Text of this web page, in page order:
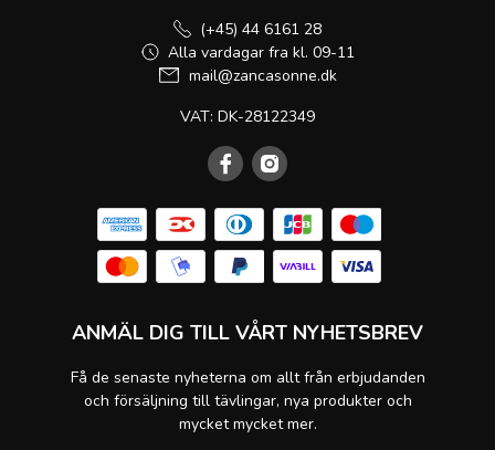
(+45) 44 6161 28
Alla vardagar fra kl. 09-11
mail@zancasonne.dk
VAT: DK-28122349
ANMÄL DIG TILL VÅRT NYHETSBREV
Få de senaste nyheterna om allt från erbjudanden
och försäljning till tävlingar, nya produkter och
mycket mycket mer.